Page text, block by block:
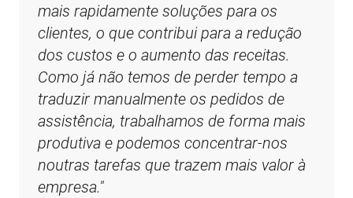
mais rapidamente soluções para os
clientes, o que contribui para a redução
dos custos e o aumento das receitas.
Como já não temos de perder tempo a
traduzir manualmente os pedidos de
assistência, trabalhamos de forma mais
produtiva e podemos concentrar-nos
noutras tarefas que trazem mais valor à
empresa."